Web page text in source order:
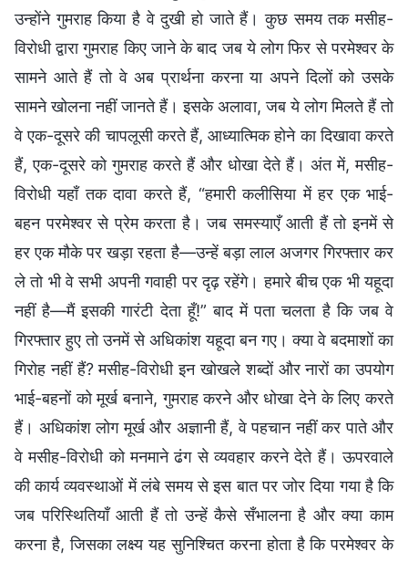
उन्होंने गुमराह किया है वे दुखी हो जाते हैं। कुछ समय तक मसीह-
विरोधी द्वारा गुमराह किए जाने के बाद जब ये लोग फिर से परमेश्वर के
सामने आते हैं तो वे अब प्रार्थना करना या अपने दिलों को उसके
सामने खोलना नहीं जानते हैं। इसके अलावा, जब ये लोग मिलते हैं तो
वे एक-दूसरे की चापलूसी करते हैं, आध्यात्मिक होने का दिखावा करते
हैं, एक-दूसरे को गुमराह करते हैं और धोखा देते हैं। अंत में, मसीह-
विरोधी यहाँ तक दावा करते हैं, “हमारी कलीसिया में हर एक भाई-
बहन परमेश्वर से प्रेम करता है। जब समस्याएँ आती हैं तो इनमें से
हर एक मौके पर खड़ा रहता है—उन्हें बड़ा लाल अजगर गिरफ्तार कर
ले तो भी वे सभी अपनी गवाही पर दृढ़ रहेंगे। हमारे बीच एक भी यहूदा
नहीं है—मैं इसकी गारंटी देता हूँ!” बाद में पता चलता है कि जब वे
गिरफ्तार हुए तो उनमें से अधिकांश यहूदा बन गए। क्या वे बदमाशों का
गिरोह नहीं हैं? मसीह-विरोधी इन खोखले शब्दों और नारों का उपयोग
भाई-बहनों को मूर्ख बनाने, गुमराह करने और धोखा देने के लिए करते
हैं। अधिकांश लोग मूर्ख और अज्ञानी हैं, वे पहचान नहीं कर पाते और
वे मसीह-विरोधी को मनमाने ढंग से व्यवहार करने देते हैं। ऊपरवाले
की कार्य व्यवस्थाओं में लंबे समय से इस बात पर जोर दिया गया है कि
जब परिस्थितियाँ आती हैं तो उन्हें कैसे सँभालना है और क्या काम
करना है, जिसका लक्ष्य यह सुनिश्चित करना होता है कि परमेश्वर के